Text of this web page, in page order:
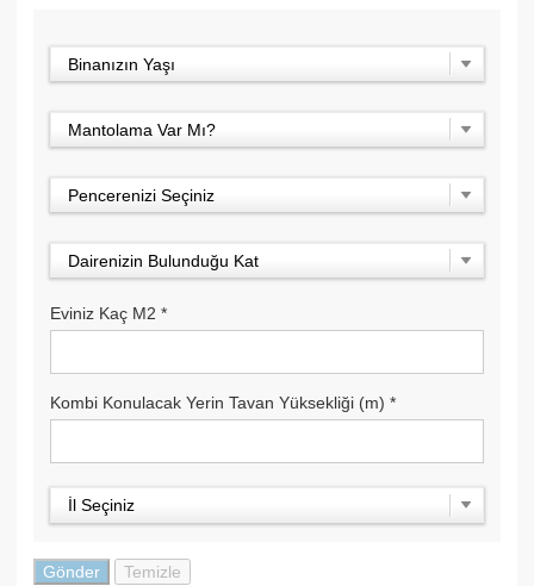
Binanızın Yaşı
Mantolama Var Mı?
Pencerenizi Seçiniz
Dairenizin Bulunduğu Kat
Eviniz Kaç M2 *
Kombi Konulacak Yerin Tavan Yüksekliği (m) *
İl Seçiniz